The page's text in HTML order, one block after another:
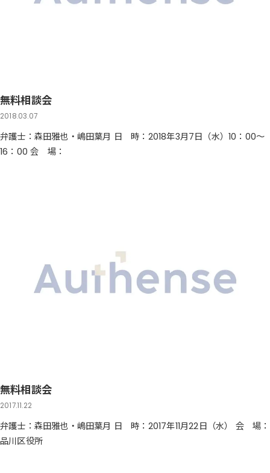
無料相談会
2018.03.07
弁護士：森田雅也・嶋田葉月 日 時：2018年3月7日（水）10：00～
16：00 会 場：
無料相談会
2017.11.22
弁護士：森田雅也・嶋田葉月 日 時：2017年11月22日（水） 会 場：
品川区役所